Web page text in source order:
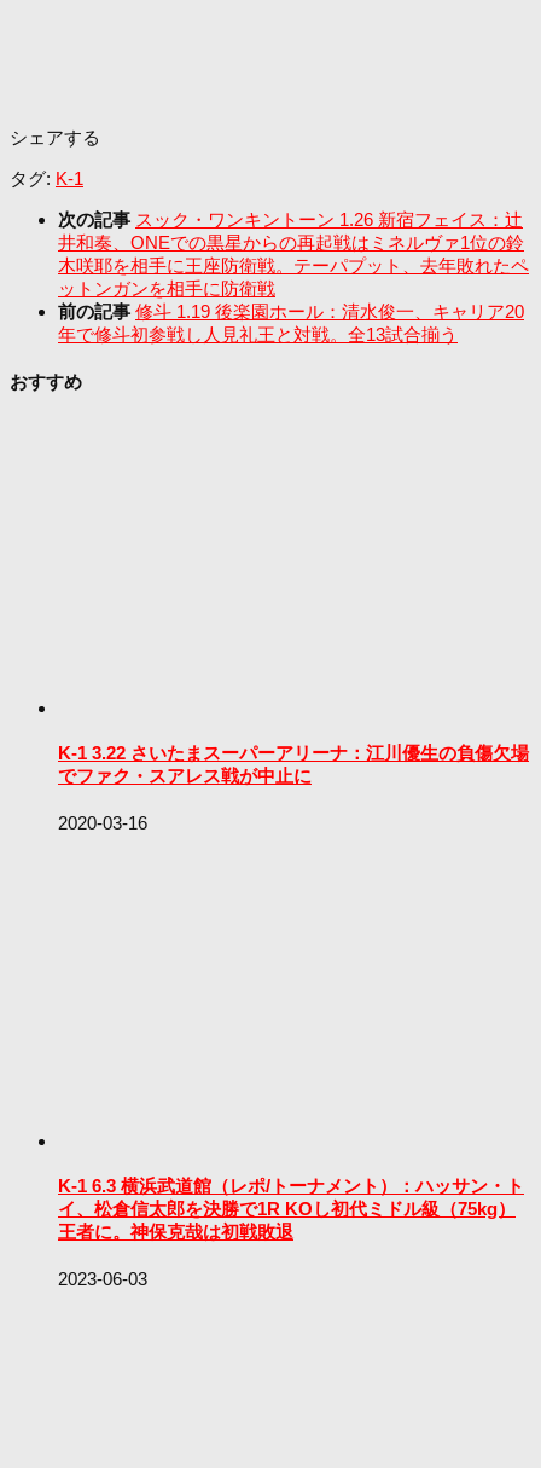
シェアする
タグ: K-1
次の記事 スック・ワンキントーン 1.26 新宿フェイス：辻
井和奏、ONEでの黒星からの再起戦はミネルヴァ1位の鈴
木咲耶を相手に王座防衛戦。テーパプット、去年敗れたペ
ットンガンを相手に防衛戦
前の記事 修斗 1.19 後楽園ホール：清水俊一、キャリア20
年で修斗初参戦し人見礼王と対戦。全13試合揃う
おすすめ
K-1 3.22 さいたまスーパーアリーナ：江川優生の負傷欠場
でファク・スアレス戦が中止に
2020-03-16
K-1 6.3 横浜武道館（レポ/トーナメント）：ハッサン・ト
イ、松倉信太郎を決勝で1R KOし初代ミドル級（75kg）
王者に。神保克哉は初戦敗退
2023-06-03